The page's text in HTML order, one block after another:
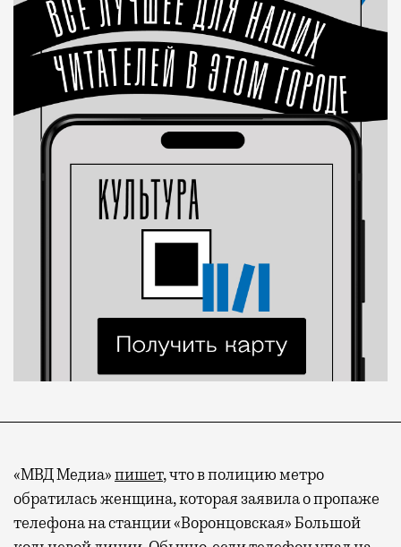
«МВД Медиа»пишет, что в полицию метро
обратилась женщина, которая заявила о пропаже
телефона на станции «Воронцовская» Большой